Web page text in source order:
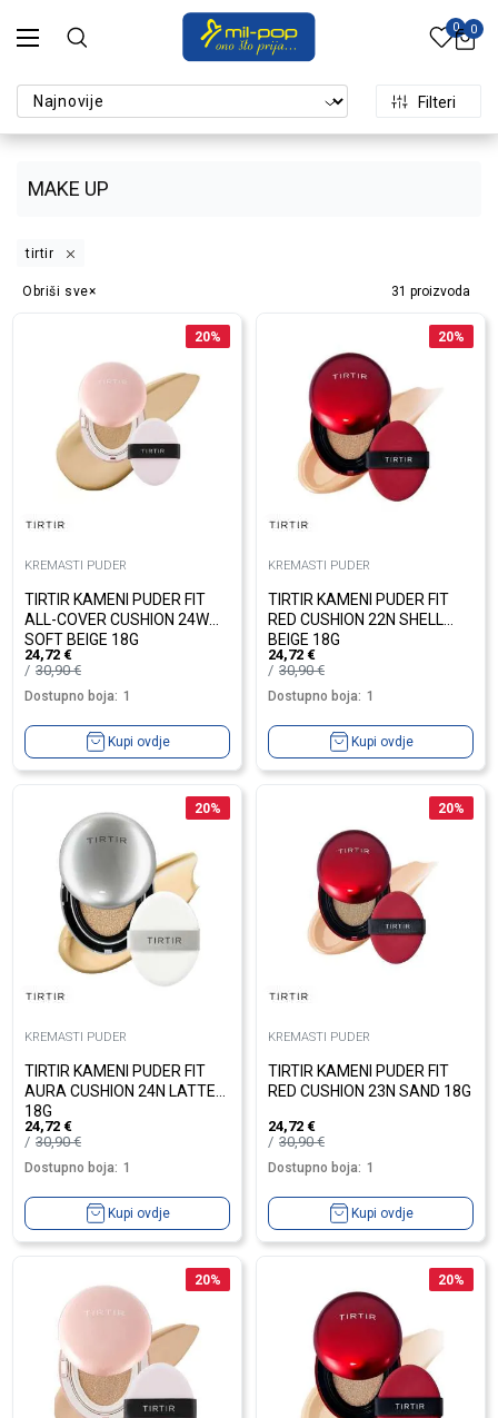
0 0
MAKE UP
Filteri
tirtir
31 proizvoda
Obriši sve
20%
KREMASTI PUDER
TIRTIR KAMENI PUDER FIT
ALL-COVER CUSHION 24W
SOFT BEIGE 18G
24,72 €
30,90€
Dostupno boja: 1
Kupi ovdje
20%
KREMASTI PUDER
TIRTIR KAMENI PUDER FIT
RED CUSHION 22N SHELL
BEIGE 18G
24,72 €
30,90€
Dostupno boja: 1
Kupi ovdje
20%
KREMASTI PUDER
TIRTIR KAMENI PUDER FIT
AURA CUSHION 24N LATTE
18G
24,72 €
30,90€
Dostupno boja: 1
Kupi ovdje
20%
KREMASTI PUDER
TIRTIR KAMENI PUDER FIT
RED CUSHION 23N SAND 18G
24,72 €
30,90€
Dostupno boja: 1
Kupi ovdje
20% 20%